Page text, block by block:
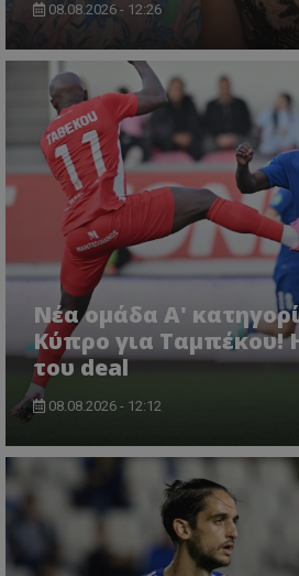
08.08.2026 - 12:26
Νέα ομάδα Α'
Κύπρο για Ταμπέκου!
του deal
08.08.2026 - 12:12